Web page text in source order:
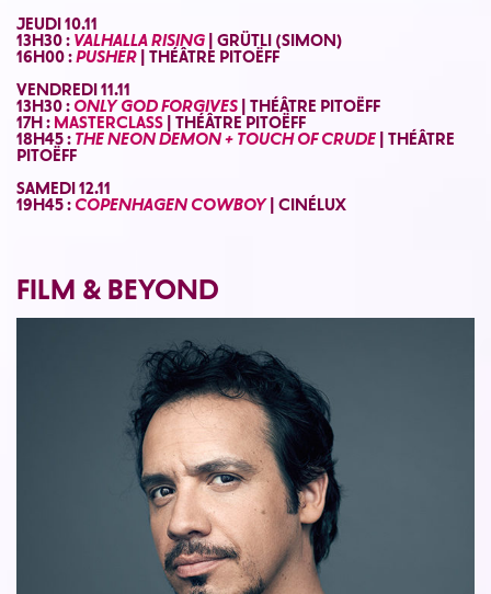
JEUDI 10.11
13H30 : VALHALLA RISING
| GRÜTLI (SIMON)
16H00 :PUSHER | THÉÂTRE PITOËFF
VENDREDI 11.11
13H30 : ONLY GOD FORGIVES | THÉÂTRE PITOËFF
17H : MASTERCLASS | THÉÂTRE PITOËFF
18H45 : THE NEON DEMON+ TOUCH OF CRUDE | THÉÂTRE
PITOËFF
SAMEDI 12.11
19H45 : COPENHAGEN COWBOY| CINÉLUX
FILM & BEYOND